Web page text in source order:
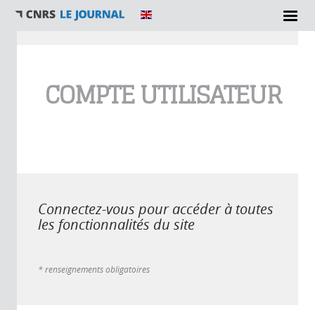
COMPTE UTILISATEUR
Connectez-vous pour accéder à toutes
les fonctionnalités du site
* renseignements obligatoires